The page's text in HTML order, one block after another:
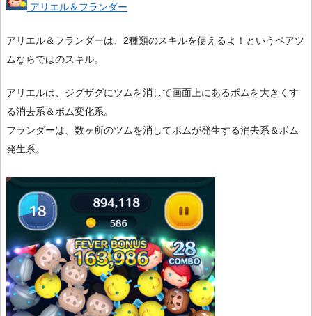
アリエル＆フランダー
アリエル＆フランダーは、2種類のスキルを使えるよ！というペアツ
ムならではのスキル。
アリエルは、ジグザグにツムを消して画面上にあるボムを大きくす
る消去系＆ボム変化系。
フランダーは、数ヶ所のツムを消してボムが発生する消去系＆ボム
発生系。